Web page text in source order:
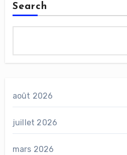
Search
août 2026
juillet 2026
mars 2026